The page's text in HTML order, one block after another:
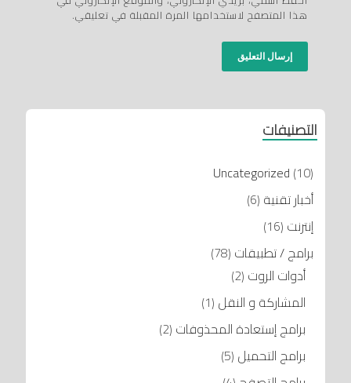
هذا المتصفح لاستخدامها المرة المقبلة في تعليقي.
التصنيفات
Uncategorized (10)
أخبار تقنية (6)
إنترنت (16)
برامج / تطبيقات (78)
أدوات الروت (2)
المشاركة و النقل (1)
برامج إستعادة المحذوفات (2)
برامج التحميل (5)